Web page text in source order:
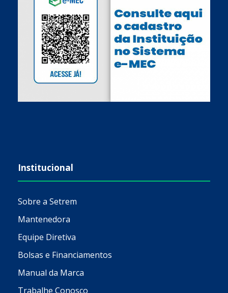
Institucional
Sobre a Setrem
Mantenedora
Equipe Diretiva
Bolsas e Financiamentos
Manual da Marca
Trabalhe Conosco